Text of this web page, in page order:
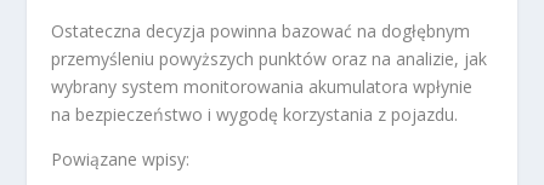
Ostateczna decyzja powinna bazować na dogłębnym
przemyśleniu powyższych punktów oraz na analizie, jak
wybrany system monitorowania akumulatora wpłynie
na bezpieczeństwo i wygodę korzystania z pojazdu.
Powiązane wpisy: